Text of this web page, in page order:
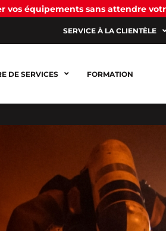
vos équipements sans attendre
SERVICE À LA CLIENTÈLE
DE SERVICES FORMATION